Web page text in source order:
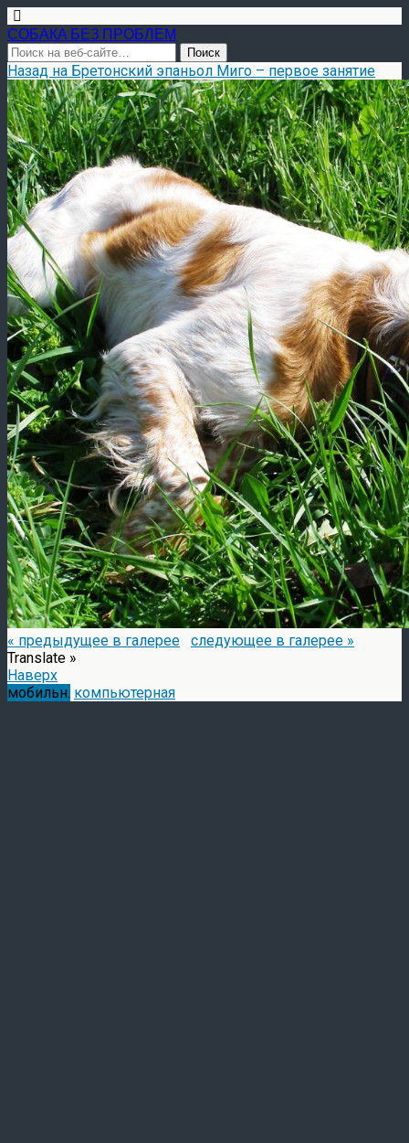
СОБАКА БЕЗ ПРОБЛЕМ
Назад на Бретонский эпаньол Миго – первое занятие
« предыдущее в галерее
следующее в галерее »
Translate »
Наверх
мобильн. компьютерная